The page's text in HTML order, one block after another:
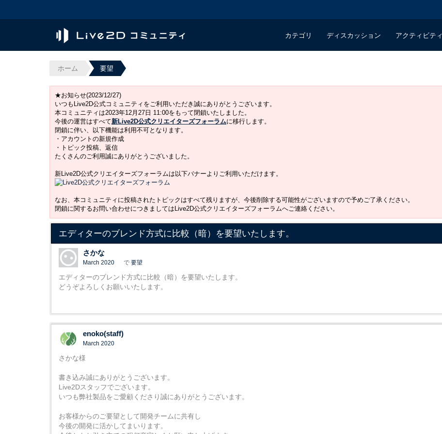
カテゴリ ディスカッション アクティビティ
ホーム 要望
★お知らせ(2023/12/27)
いつもLive2D公式コミュニティをご利用いただき誠にありがとうございます。
本コミュニティは2023年12月27日 11:00をもって閉鎖いたしました。
今後の運営はすべて新Live2D公式クリエイターズフォーラムに移行します。
閉鎖に伴い、以下機能は利用不可となります。
・アカウントの新規作成
・トピック投稿、返信
たくさんのご利用誠にありがとうございました。
新Live2D公式クリエイターズフォーラムは以下バナーよりご利用いただけます。
なお、本コミュニティに投稿されたトピックはすべて残りますが、今後削除する可能性がございますので予めご了承ください。
閉鎖に関するお問い合わせにつきましてはLive2D公式クリエイターズフォーラムへご連絡ください。
エディターのブレンド方式に比較（暗）を要望いたします。
さかな
March 2020 で 要望
エディターのブレンド方式に比較（暗）を要望いたします。
どうぞよろしくお願いいたします。
enoko(staff)
March 2020
さかな様
書き込み誠にありがとうございます。
Live2Dスタッフでございます。
いつも弊社製品をご愛顧くださり誠にありがとうございます。
お客様からのご要望として開発チームに共有し
今後の開発に活かしてまいります。